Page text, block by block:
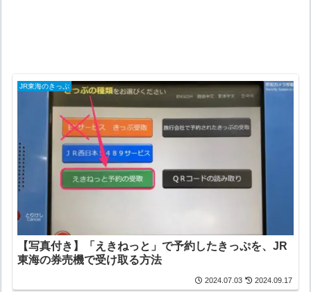
JR東海のきっぷ
【写真付き】「えきねっと」で予約したきっぷを、JR
東海の券売機で受け取る方法
2024.07.03 2024.09.17